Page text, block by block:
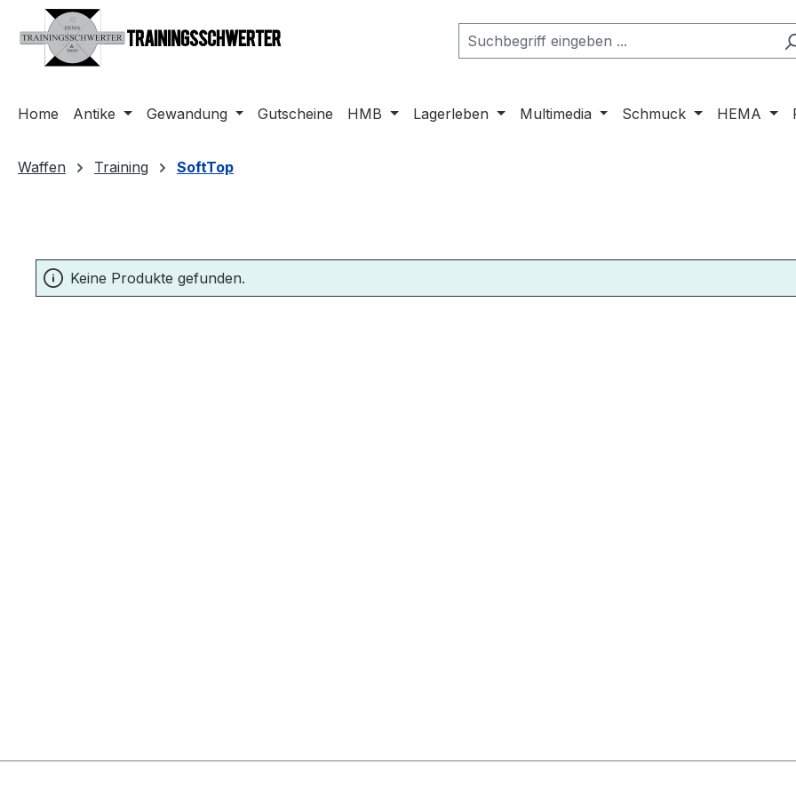
Hauptinhalt springen
Zur Suche springen
Zur Hauptnavigation springen
Home Antike Gewandung Gutscheine HMB Lagerleben Multimedia Schmuck HEMA
Waffen Training SoftTop
Keine Produkte gefunden.